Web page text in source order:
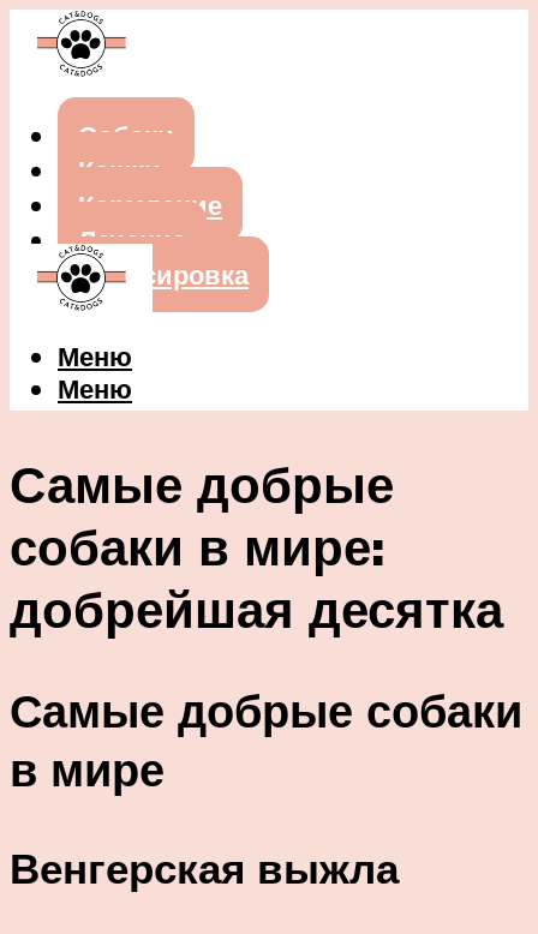
Собаки
Кошки
Кормление
Лечение
Дрессировка
Меню
Меню
Самые добрые
собаки в мире:
добрейшая десятка
Самые добрые собаки
в мире
Венгерская выжла